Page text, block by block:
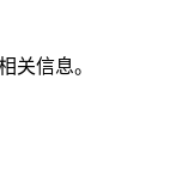
关信息。